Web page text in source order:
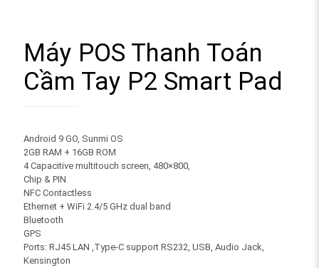
Máy POS Thanh Toán
Cầm Tay P2 Smart Pad
Android 9 GO, Sunmi OS
2GB RAM + 16GB ROM
4 Capacitive multitouch screen, 480×800,
Chip & PIN
NFC Contactless
Ethernet + WiFi 2.4/5 GHz dual band
Bluetooth
GPS
Ports: RJ45 LAN ,Type-C support RS232, USB, Audio Jack,
Kensington